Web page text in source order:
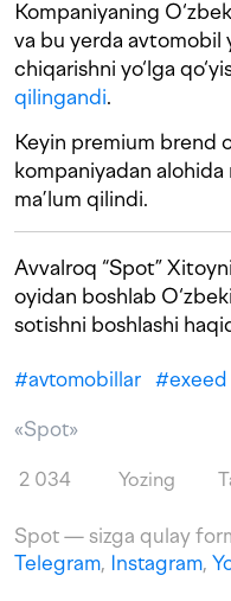
Kompaniyaning
va bu yerda avtomobil
chiqarishni yo‘lga
qilingandi.
Keyin premium brend
kompaniyadan
ma’lum qilindi.
Avvalroq “Spot”
oyidan boshlab
sotishni boshlashi
#avtomobillar #exeed
«Spot»
2 034 Yozing
Spot — sizga qulay
Telegram, Instagram,